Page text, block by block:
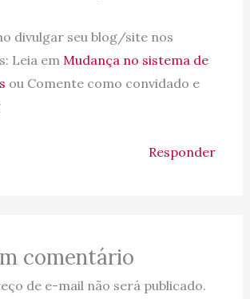
divulgar seu blog/site nos
Leia em Mudança no sistema de
ou Comente como convidado e
Responder
comentário
de e-mail não será publicado.